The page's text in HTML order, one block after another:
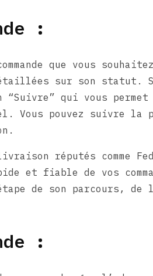
:
que vous
sur son statut.
“Suivre” qui vous
Vous pouvez suivre la
réputés comme
et fiable de vos
de son parcours, de
: